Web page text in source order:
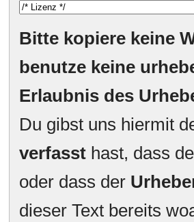
Bitte kopiere keine
benutze keine
Erlaubnis des
Du gibst uns hiermit
verfasst hast, dass
oder dass der
dieser Text bereits